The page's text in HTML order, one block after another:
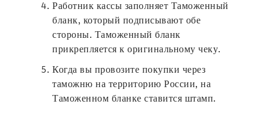
Работник кассы заполняет Таможенный
бланк, который подписывают обе
стороны. Таможенный бланк
прикрепляется к оригинальному чеку.
Когда вы провозите покупки через
таможню на территорию России, на
Таможенном бланке ставится штамп.